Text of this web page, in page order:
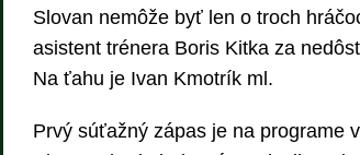
Slovan nemôže byť len o troch
asistent trénera Boris Kitka za
Na ťahu je Ivan Kmotrík ml.
Prvý súťažný zápas je na programe